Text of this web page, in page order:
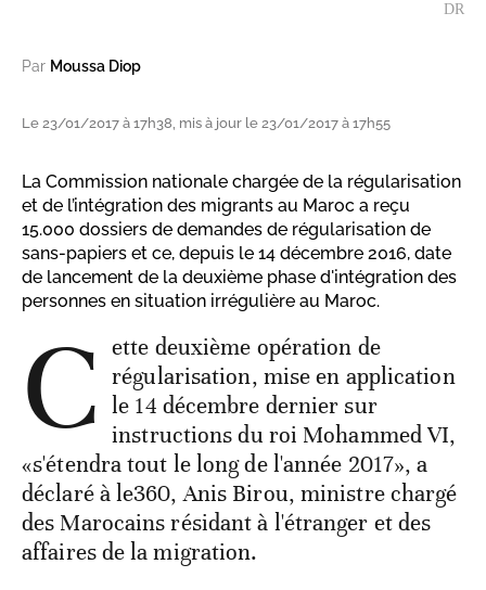
DR
Par Moussa Diop
Le 23/01/2017 à 17h38, mis à jour le 23/01/2017 à 17h55
La Commission nationale chargée de la régularisation
et de l’intégration des migrants au Maroc a reçu
15.000 dossiers de demandes de régularisation de
sans-papiers et ce, depuis le 14 décembre 2016, date
de lancement de la deuxième phase d'intégration des
personnes en situation irrégulière au Maroc.
C ette deuxième opération de
régularisation, mise en application
le 14 décembre dernier sur
instructions du roi Mohammed VI,
«s'étendra tout le long de l'année 2017», a
déclaré à le360, Anis Birou, ministre chargé
des Marocains résidant à l'étranger et des
affaires de la migration.